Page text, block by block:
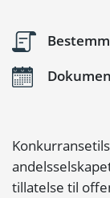
tillatelse til